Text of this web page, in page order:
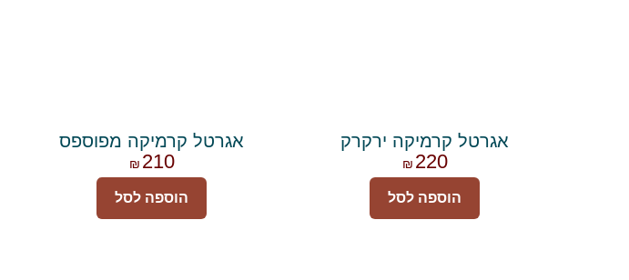
אגרטל קרמיקה ירקרק
₪ 220
הוספה לסל
אגרטל קרמיקה מפוספס
₪ 210
הוספה לסל